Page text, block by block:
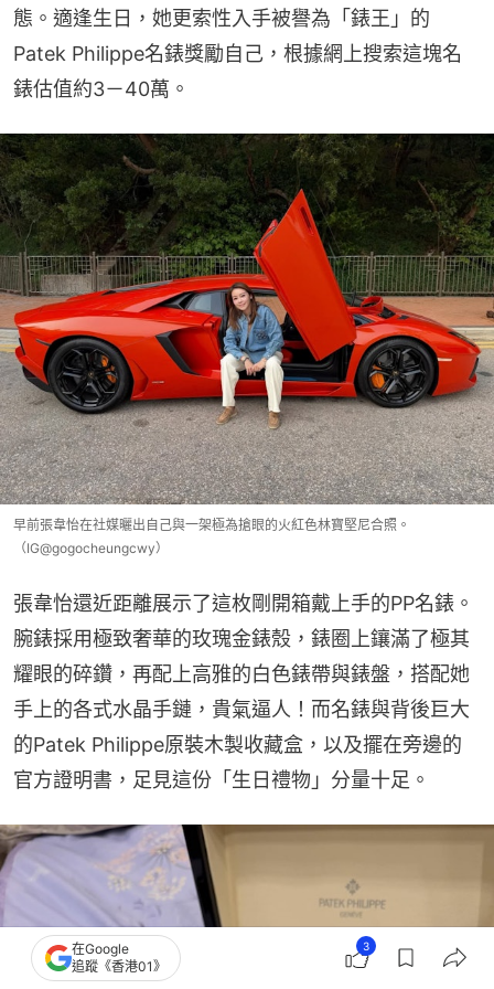
態。適逢生日，她更索性入手被譽為「錶王」的
Patek Philippe名錶獎勵自己，根據網上搜索這塊名
錶估值約3－40萬。
早前張韋怡在社媒曬出自己與一架極為搶眼的火紅色林寶堅尼合照。
（IG@gogocheungcwy）
張韋怡還近距離展示了這枚剛開箱戴上手的PP名錶。
腕錶採用極致奢華的玫瑰金錶殼，錶圈上鑲滿了極其
耀眼的碎鑽，再配上高雅的白色錶帶與錶盤，搭配她
手上的各式水晶手鏈，貴氣逼人！而名錶與背後巨大
的Patek Philippe原裝木製收藏盒，以及擺在旁邊的
官方證明書，足見這份「生日禮物」分量十足。
在Google
追蹤《香港01》
3